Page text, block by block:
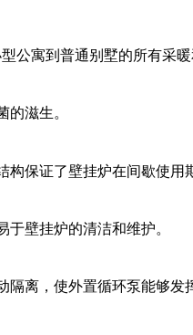
公寓到普通别墅的所有采暖
滋生。
保证了壁挂炉在间歇使用
壁挂炉的清洁和维护。
离，使外置循环泵能够发